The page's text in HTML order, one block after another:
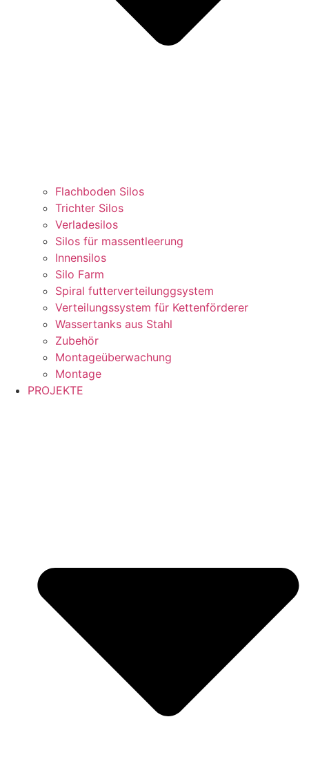
Flachboden Silos
Trichter Silos
Verladesilos
Silos für massentleerung
Innensilos
Silo Farm
Spiral futterverteilunggsystem
Verteilungssystem für Kettenförderer
Wassertanks aus Stahl
Zubehör
Montageüberwachung
Montage
PROJEKTE